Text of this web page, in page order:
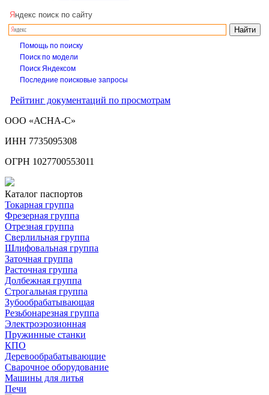
Я ндекс поиск по сайту
Помощь по поиску
Поиск по модели
Поиск Яндексом
Последние поисковые запросы
Рейтинг документаций по просмотрам
ООО «АСНА-С»
ИНН 7735095308
ОГРН 1027700553011
Каталог паспортов
Токарная группа
Фрезерная группа
Отрезная группа
Сверлильная группа
Шлифовальная группа
Заточная группа
Расточная группа
Долбежная группа
Строгальная группа
Зубообрабатывающая
Резьбонарезная группа
Электроэрозионная
Пружинные станки
КПО
Деревообрабатывающие
Сварочное оборудование
Машины для литья
Печи